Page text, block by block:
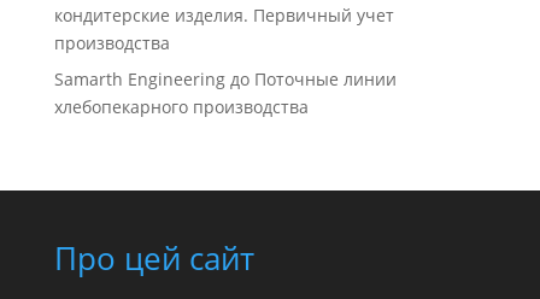
кондитерские изделия. Первичный учет
производства
Samarth Engineeringдо Поточные линии
хлебопекарного производства
Про цей сайт